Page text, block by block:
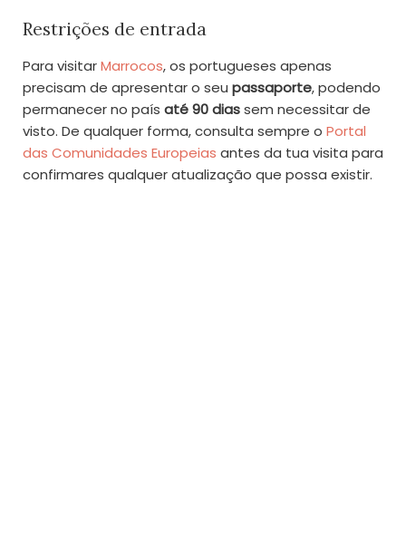
Restrições de entrada
Para visitarMarrocos, os portugueses apenas
precisam de apresentar o seu passaporte, podendo
permanecer no país até 90 diassem necessitar de
visto. De qualquer forma, consulta sempre o Portal
das Comunidades Europeias antes da tua visita para
confirmares qualquer atualização que possa existir.